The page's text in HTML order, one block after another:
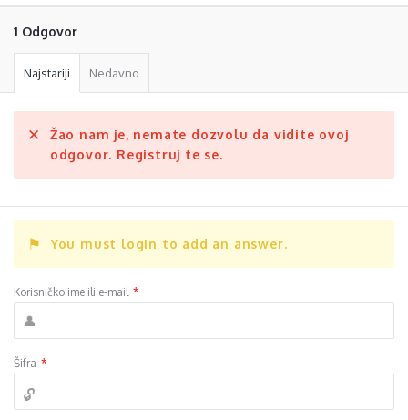
1 Odgovor
Najstariji Nedavno
Žao nam je, nemate dozvolu da vidite ovoj
odgovor. Registruj te se.
You must login to add an answer.
Korisničko ime ili e-mail *
Šifra *